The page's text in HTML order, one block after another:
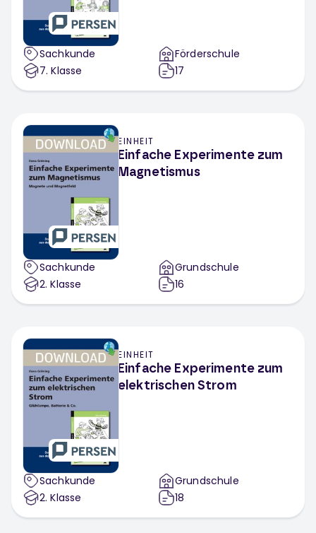
Sachkunde
7. Klasse
Förderschule
17
EINHEIT
Einfache Experimente zum
Magnetismus
Sachkunde
2. Klasse
Grundschule
16
EINHEIT
Einfache Experimente zum
elektrischen Strom
Sachkunde
2. Klasse
Grundschule
18